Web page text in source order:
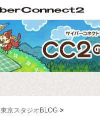
東京スタジオBLOG >